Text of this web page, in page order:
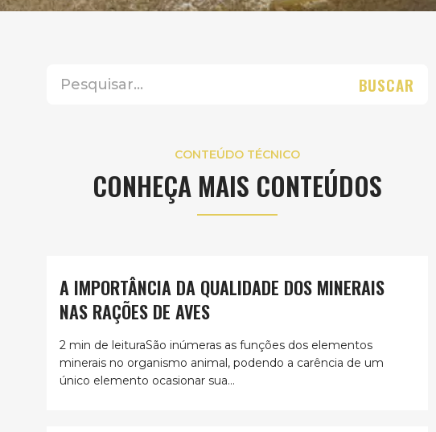
BUSCAR
CONTEÚDO TÉCNICO
CONHEÇA MAIS CONTEÚDOS
A IMPORTÂNCIA DA QUALIDADE DOS MINERAIS
NAS RAÇÕES DE AVES
2 min de leituraSão inúmeras as funções dos elementos
minerais no organismo animal, podendo a carência de um
único elemento ocasionar sua...